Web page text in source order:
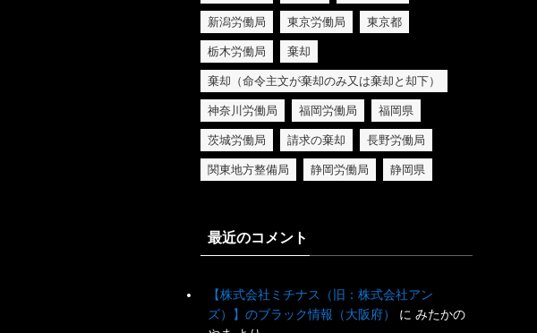
新潟労働局 東京労働局 東京都
栃木労働局 棄却
棄却（命令主文が棄却のみ又は棄却と却下）
神奈川労働局 福岡労働局 福岡県
茨城労働局 請求の棄却 長野労働局
関東地方整備局 静岡労働局 静岡県
最近のコメント
【株式会社ミチナス（旧：株式会社アン
ズ）】のブラック情報（大阪府）
に みたかの